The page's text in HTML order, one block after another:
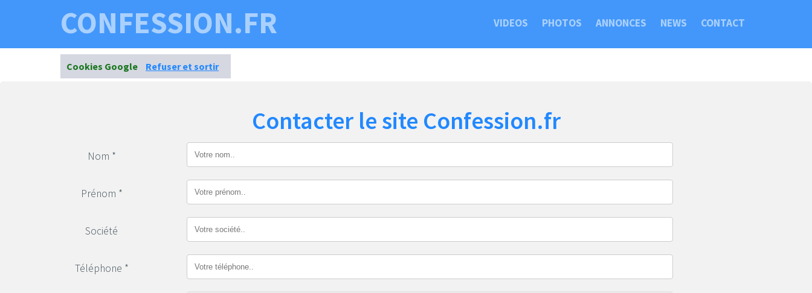
Cookies Google Refuser et sortir
CONFESSION.FR VIDEOS PHOTOS ANNONCES NEWS CONTACT
Contacter le site Confession.fr
Nom *
Prénom *
Société
Téléphone *